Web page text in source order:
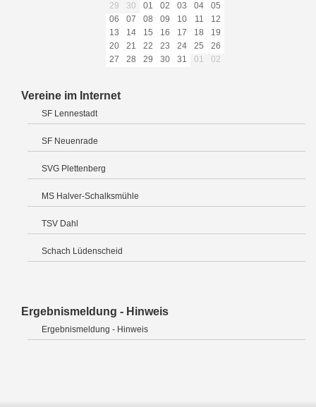
29
30 01 02 03 04
05
06
07 08 09 10 11
12
13
14 15 16 17 18
19
20
21 22 23 24 25
26
27
28 29 30 31 01 02
Vereine im Internet
SF Lennestadt
SF Neuenrade
SVG Plettenberg
MS Halver-Schalksmühle
TSV Dahl
Schach Lüdenscheid
Ergebnismeldung - Hinweis
Ergebnismeldung - Hinweis